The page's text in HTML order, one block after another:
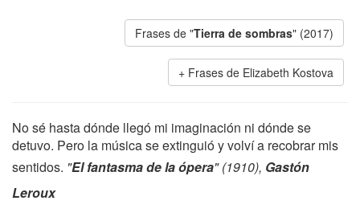
Frases de "Tierra de sombras" (2017)
Frases de Elizabeth Kostova
No sé hasta dónde llegó mi imaginación ni dónde se
detuvo. Pero la música se extinguió y volví a recobrar mis
sentidos. "El fantasma de la ópera" (1910), Gastón
Leroux